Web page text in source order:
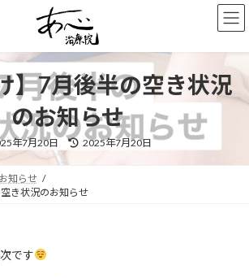
】7月後半の空き状況
のお知らせ
年7月20日
最
時
2025年7月20日
お知らせ
き状況のお知らせ
です